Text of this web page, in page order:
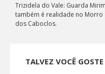
Trizidela do Vale: Guarda Mirim
também é realidade no Morro
dos Caboclos.
TALVEZ VOCÊ